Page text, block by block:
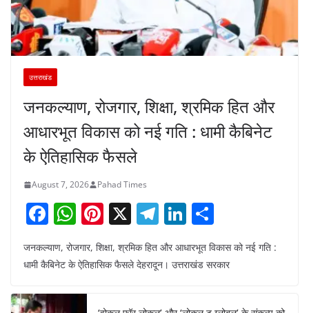
उत्तराखंड
जनकल्याण, रोजगार, शिक्षा, श्रमिक हित और
आधारभूत विकास को नई गति : धामी कैबिनेट
के ऐतिहासिक फैसले
August 7, 2026 Pahad Times
F
c
b
W
at
s
A
Pi
er
st
X T
el
e
a
Li
k
dI
h
ar
जनकल्याण, रोजगार, शिक्षा, श्रमिक हित और आधारभूत विकास को नई गति :
धामी कैबिनेट के ऐतिहासिक फैसले देहरादून। उत्तराखंड सरकार